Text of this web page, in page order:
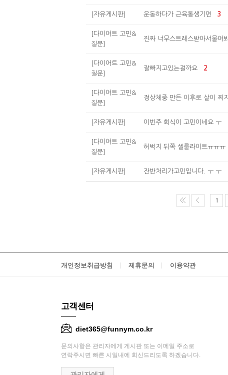
[자유게시판] 운동하다가 근육통생기면 3
[다이어트 고민&
질문]
진짜 너무스트레스받아서물어
[다이어트 고민&
질문]
잘빠지고있는걸까요 2
[다이어트 고민&
질문]
정상체중 만든 이후로 살이 찌
[자유게시판] 이번주 회식이 고민이네요 ㅜ
[다이어트 고민&
질문]
허벅지 뒤쪽 셀룰라이트ㅠㅠㅠ
[자유게시판] 잔반처리가고민입니다. ㅜ ㅜ
1
개인정보취급방침 제휴문의 이용약관
고객센터
diet365@funnym.co.kr
문의사항은 관리자에게 게시판 또는 이메일 주소로
연락주시면 빠른 시일내에 회신드리도록 하겠습니다.